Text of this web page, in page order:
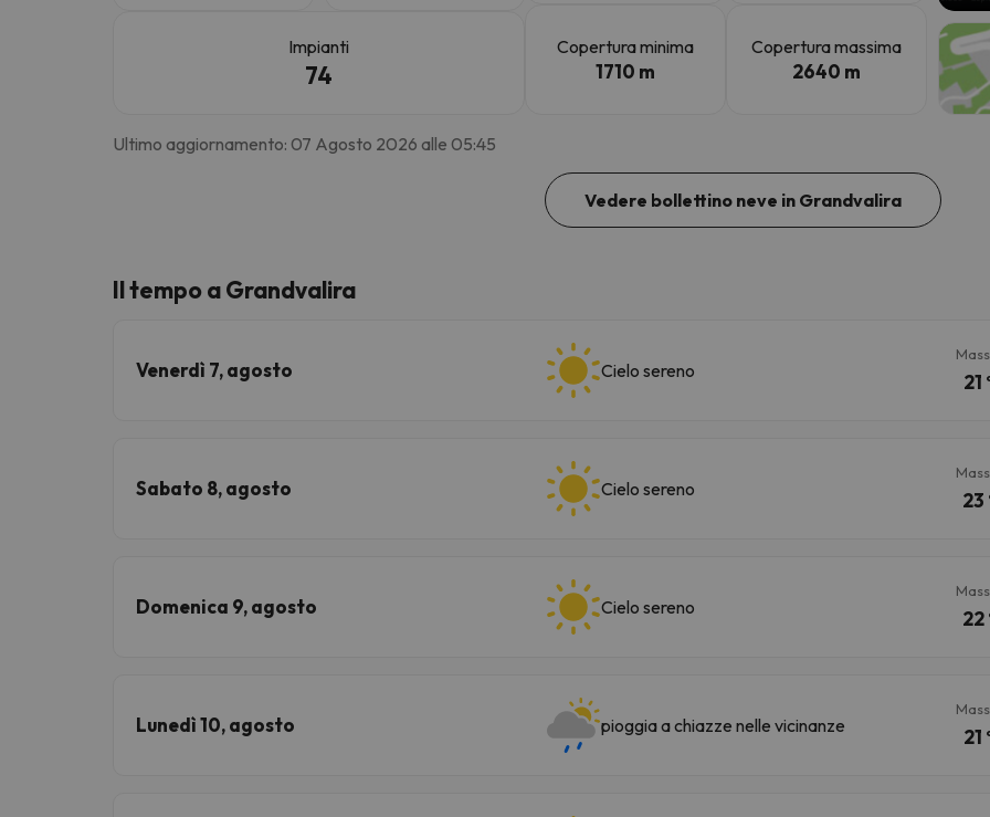
Impianti
74
Copertura minima
1710 m
Copertura massima
2640 m
Ultimo aggiornamento: 07 Agosto 2026 alle 05:45
Vedere bollettino neve in Grandvalira
Il tempo a Grandvalira
Venerdì 7, agosto Cielo sereno
21
Sabato 8, agosto Cielo sereno
23
Domenica 9, agosto Cielo sereno
22
Lunedì 10, agosto pioggia a chiazze nelle vicinanze
21